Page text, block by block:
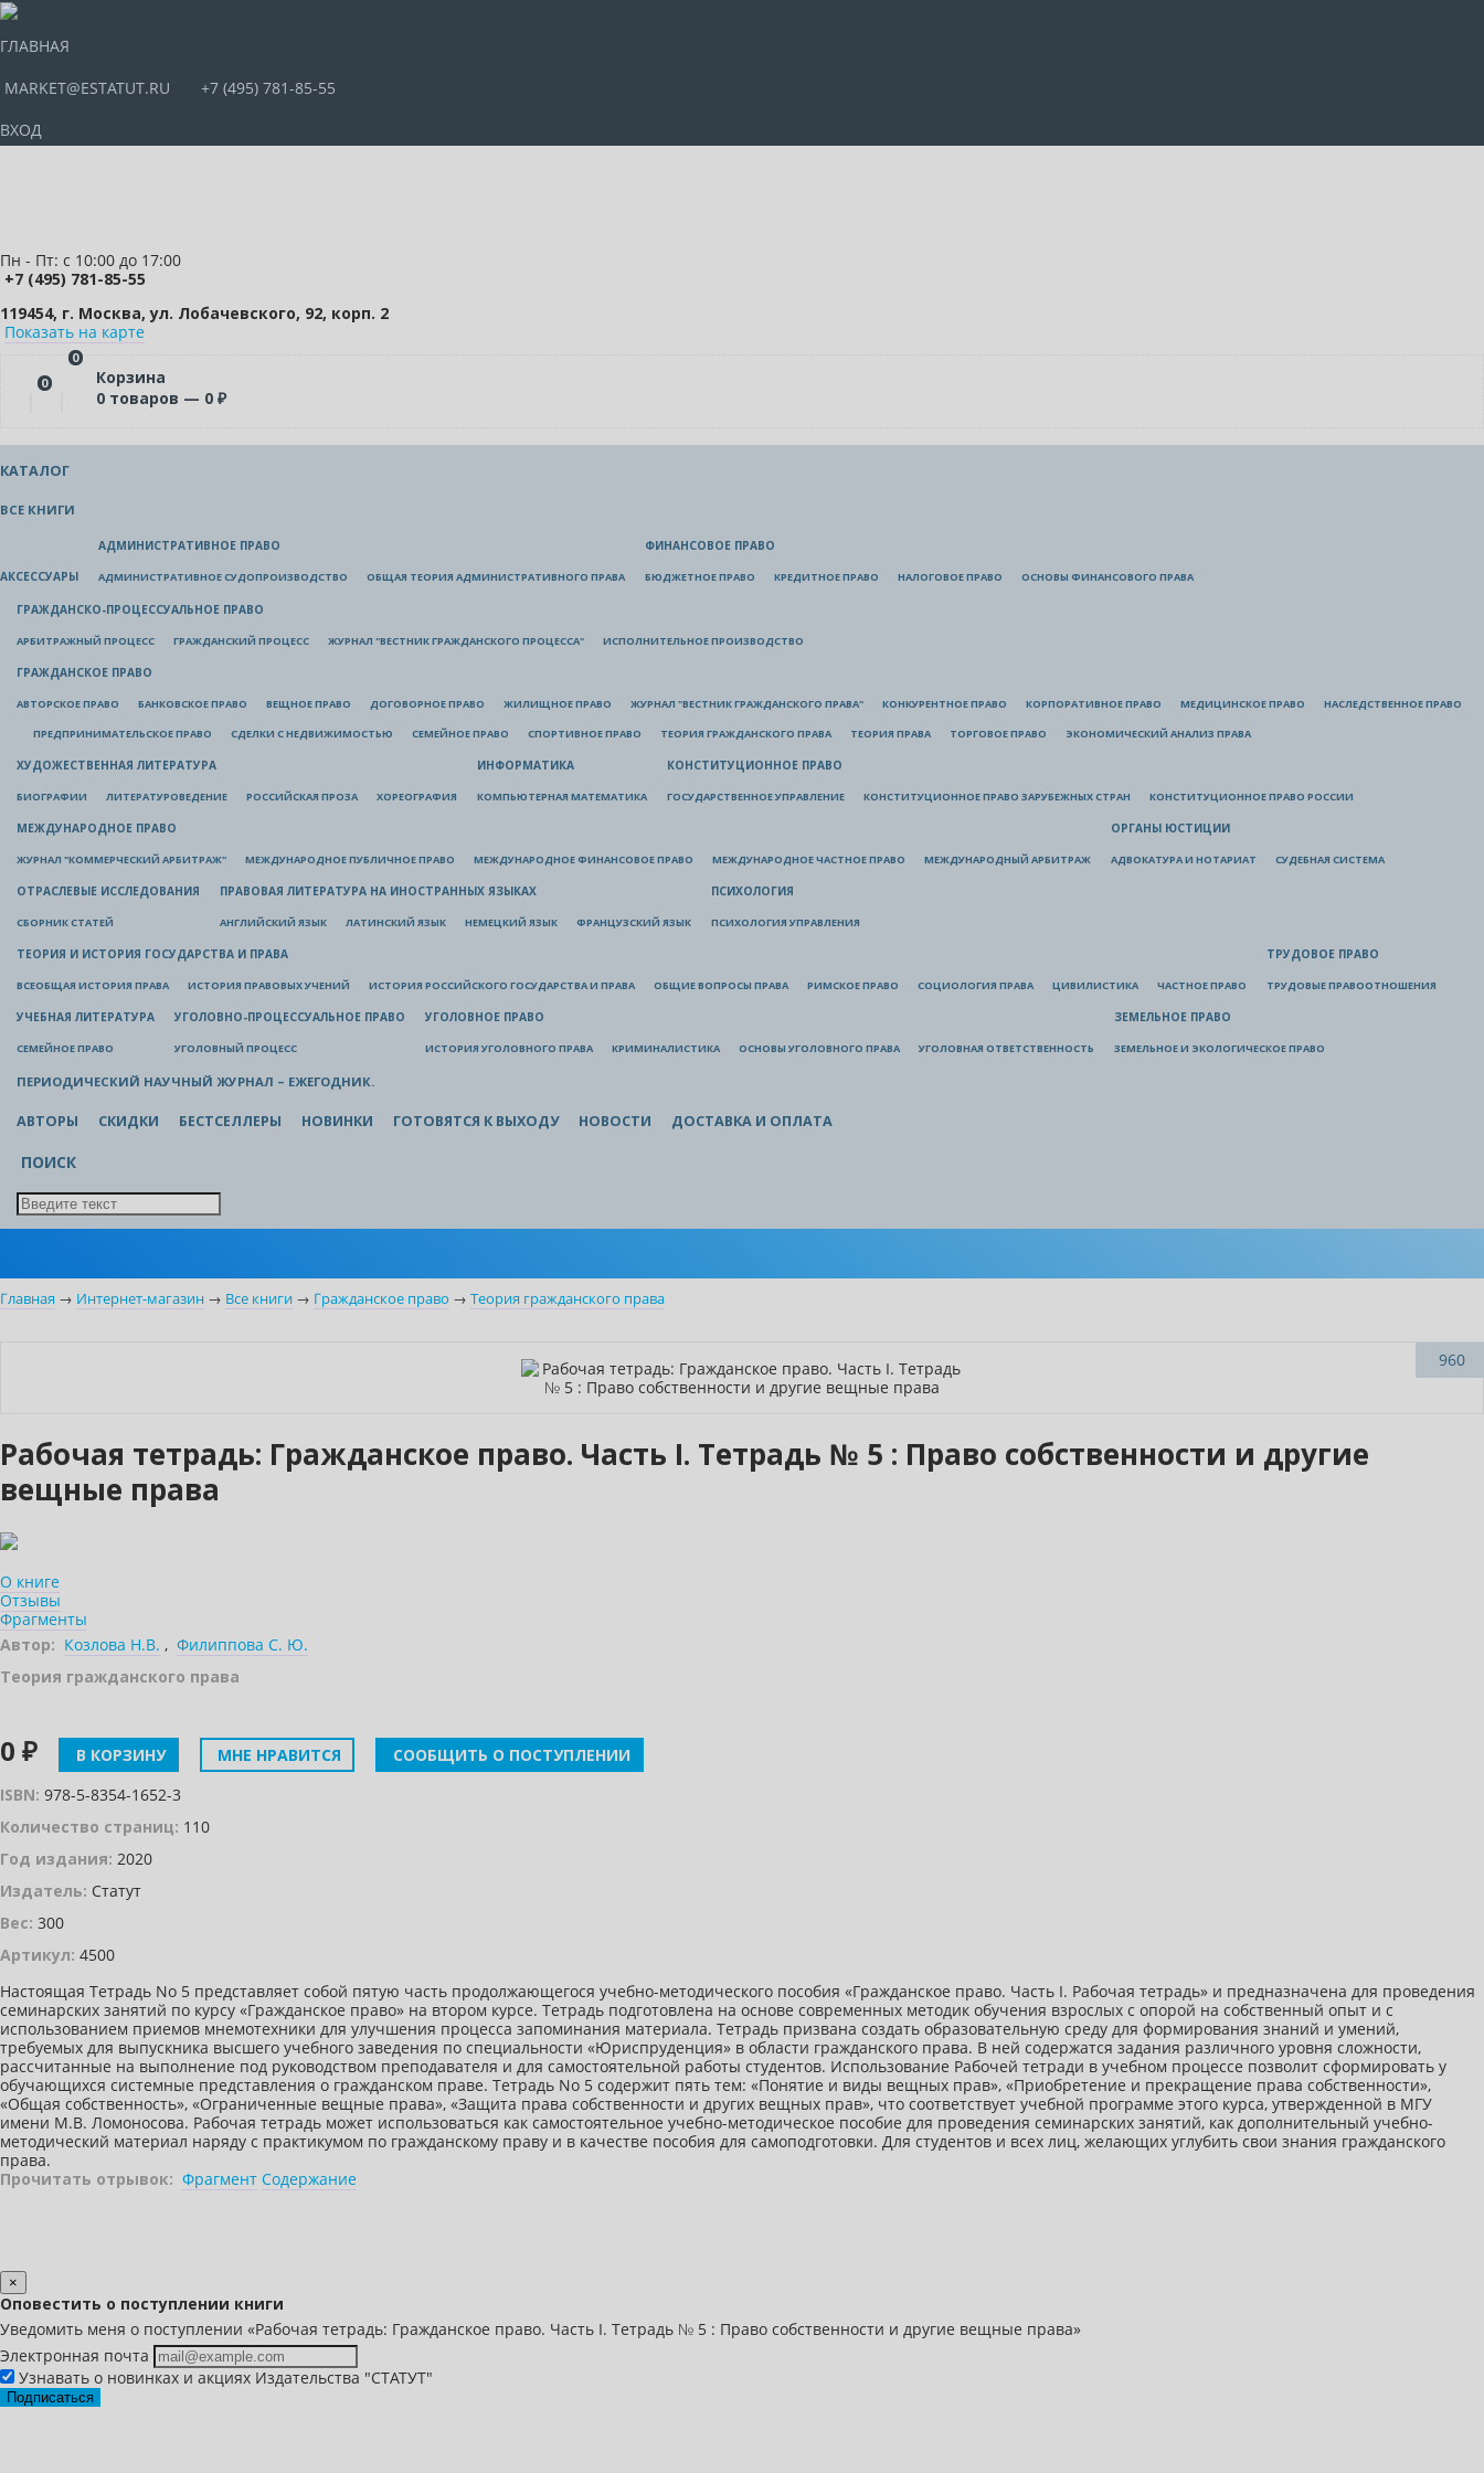
ГЛАВНАЯ
MARKET@ESTATUT.RU
+7 (495) 781-85-55
ВХОД
Пн - Пт: с 10:00 до 17:00
+7 (495) 781-85-55
119454, г. Москва, ул. Лобачевского, 92, корп. 2
Показать на карте
0
0
Корзина
0 товаров — 0 ₽
КАТАЛОГ
ВСЕ КНИГИ
АКСЕССУАРЫ
АДМИНИСТРАТИВНОЕ ПРАВО
АДМИНИСТРАТИВНОЕ СУДОПРОИЗВОДСТВО ОБЩАЯ ТЕОРИЯ АДМИНИСТРАТИВНОГО ПРАВА
ФИНАНСОВОЕ ПРАВО
БЮДЖЕТНОЕ ПРАВО КРЕДИТНОЕ ПРАВО НАЛОГОВОЕ ПРАВО ОСНОВЫ ФИНАНСОВОГО ПРАВА
ГРАЖДАНСКО-ПРОЦЕССУАЛЬНОЕ ПРАВО
АРБИТРАЖНЫЙ ПРОЦЕСС ГРАЖДАНСКИЙ ПРОЦЕСС ЖУРНАЛ "ВЕСТНИК ГРАЖДАНСКОГО ПРОЦЕССА" ИСПОЛНИТЕЛЬНОЕ ПРОИЗВОДСТВО
ГРАЖДАНСКОЕ ПРАВО
АВТОРСКОЕ ПРАВО БАНКОВСКОЕ ПРАВО ВЕЩНОЕ ПРАВО ДОГОВОРНОЕ ПРАВО ЖИЛИЩНОЕ ПРАВО ЖУРНАЛ "ВЕСТНИК ГРАЖДАНСКОГО ПРАВА" КОНКУРЕНТНОЕ ПРАВО КОРПОРАТИВНОЕ ПРАВО МЕДИЦИНСКОЕ ПРАВО НАСЛЕДСТВЕННОЕ ПРАВО
ПРЕДПРИНИМАТЕЛЬСКОЕ ПРАВО СДЕЛКИ С НЕДВИЖИМОСТЬЮ СЕМЕЙНОЕ ПРАВО СПОРТИВНОЕ ПРАВО ТЕОРИЯ ГРАЖДАНСКОГО ПРАВА ТЕОРИЯ ПРАВА ТОРГОВОЕ ПРАВО ЭКОНОМИЧЕСКИЙ АНАЛИЗ ПРАВА
ХУДОЖЕСТВЕННАЯ ЛИТЕРАТУРА
БИОГРАФИИ ЛИТЕРАТУРОВЕДЕНИЕ РОССИЙСКАЯ ПРОЗА ХОРЕОГРАФИЯ
ИНФОРМАТИКА
КОМПЬЮТЕРНАЯ МАТЕМАТИКА
КОНСТИТУЦИОННОЕ ПРАВО
ГОСУДАРСТВЕННОЕ УПРАВЛЕНИЕ КОНСТИТУЦИОННОЕ ПРАВО ЗАРУБЕЖНЫХ СТРАН КОНСТИТУЦИОННОЕ ПРАВО РОССИИ
МЕЖДУНАРОДНОЕ ПРАВО
ЖУРНАЛ "КОММЕРЧЕСКИЙ АРБИТРАЖ" МЕЖДУНАРОДНОЕ ПУБЛИЧНОЕ ПРАВО МЕЖДУНАРОДНОЕ ФИНАНСОВОЕ ПРАВО МЕЖДУНАРОДНОЕ ЧАСТНОЕ ПРАВО МЕЖДУНАРОДНЫЙ АРБИТРАЖ
ОРГАНЫ ЮСТИЦИИ
АДВОКАТУРА И НОТАРИАТ СУДЕБНАЯ СИСТЕМА
ОТРАСЛЕВЫЕ ИССЛЕДОВАНИЯ
СБОРНИК СТАТЕЙ
ПРАВОВАЯ ЛИТЕРАТУРА НА ИНОСТРАННЫХ ЯЗЫКАХ
АНГЛИЙСКИЙ ЯЗЫК ЛАТИНСКИЙ ЯЗЫК НЕМЕЦКИЙ ЯЗЫК ФРАНЦУЗСКИЙ ЯЗЫК
ПСИХОЛОГИЯ
ПСИХОЛОГИЯ УПРАВЛЕНИЯ
ТЕОРИЯ И ИСТОРИЯ ГОСУДАРСТВА И ПРАВА
ВСЕОБЩАЯ ИСТОРИЯ ПРАВА ИСТОРИЯ ПРАВОВЫХ УЧЕНИЙ ИСТОРИЯ РОССИЙСКОГО ГОСУДАРСТВА И ПРАВА ОБЩИЕ ВОПРОСЫ ПРАВА РИМСКОЕ ПРАВО СОЦИОЛОГИЯ ПРАВА ЦИВИЛИСТИКА ЧАСТНОЕ ПРАВО
ТРУДОВОЕ ПРАВО
ТРУДОВЫЕ ПРАВООТНОШЕНИЯ
УЧЕБНАЯ ЛИТЕРАТУРА
СЕМЕЙНОЕ ПРАВО
УГОЛОВНО-ПРОЦЕССУАЛЬНОЕ ПРАВО
УГОЛОВНЫЙ ПРОЦЕСС
УГОЛОВНОЕ ПРАВО
ИСТОРИЯ УГОЛОВНОГО ПРАВА КРИМИНАЛИСТИКА ОСНОВЫ УГОЛОВНОГО ПРАВА УГОЛОВНАЯ ОТВЕТСТВЕННОСТЬ
ЗЕМЕЛЬНОЕ ПРАВО
ЗЕМЕЛЬНОЕ И ЭКОЛОГИЧЕСКОЕ ПРАВО
ПЕРИОДИЧЕСКИЙ НАУЧНЫЙ ЖУРНАЛ – ЕЖЕГОДНИК.
АВТОРЫ СКИДКИ БЕСТСЕЛЛЕРЫ НОВИНКИ ГОТОВЯТСЯ К ВЫХОДУ НОВОСТИ ДОСТАВКА И ОПЛАТА
ПОИСК
Главная → Интернет-магазин → Все книги → Гражданское право → Теория гражданского права
960
Рабочая тетрадь: Гражданское право. Часть I. Тетрадь № 5 : Право собственности и другие
вещные права
О книге
Отзывы
Фрагменты
Автор: Козлова Н.В. , Филиппова С. Ю.
Теория гражданского права
0 ₽ В КОРЗИНУ МНЕ НРАВИТСЯ
СООБЩИТЬ О ПОСТУПЛЕНИИ
ISBN: 978-5-8354-1652-3
Количество страниц: 110
Год издания: 2020
Издатель: Статут
Вес: 300
Артикул: 4500
Настоящая Тетрадь No 5 представляет собой пятую часть продолжающегося учебно-методического пособия «Гражданское право. Часть I. Рабочая тетрадь» и предназначена для проведения
семинарских занятий по курсу «Гражданское право» на втором курсе. Тетрадь подготовлена на основе современных методик обучения взрослых с опорой на собственный опыт и с
использованием приемов мнемотехники для улучшения процесса запоминания материала. Тетрадь призвана создать образовательную среду для формирования знаний и умений,
требуемых для выпускника высшего учебного заведения по специальности «Юриспруденция» в области гражданского права. В ней содержатся задания различного уровня сложности,
рассчитанные на выполнение под руководством преподавателя и для самостоятельной работы студентов. Использование Рабочей тетради в учебном процессе позволит сформировать у
обучающихся системные представления о гражданском праве. Тетрадь No 5 содержит пять тем: «Понятие и виды вещных прав», «Приобретение и прекращение права собственности»,
«Общая собственность», «Ограниченные вещные права», «Защита права собственности и других вещных прав», что соответствует учебной программе этого курса, утвержденной в МГУ
имени М.В. Ломоносова. Рабочая тетрадь может использоваться как самостоятельное учебно-методическое пособие для проведения семинарских занятий, как дополнительный учебно-
методический материал наряду с практикумом по гражданскому праву и в качестве пособия для самоподготовки. Для студентов и всех лиц, желающих углубить свои знания гражданского
права.
Прочитать отрывок: Фрагмент Содержание
×
Оповестить о поступлении книги
Уведомить меня о поступлении «Рабочая тетрадь: Гражданское право. Часть I. Тетрадь № 5 : Право собственности и другие вещные права»
Электронная почта
Узнавать о новинках и акциях Издательства "СТАТУТ"
Подписаться